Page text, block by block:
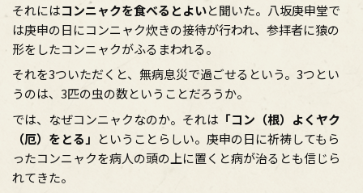
それにはコンニャクを食べるとよいと聞いた。八坂庚申堂で
は庚申の日にコンニャク炊きの接待が行われ、参拝者に猿の
形をしたコンニャクがふるまわれる。
それを3ついただくと、無病息災で過ごせるという。3つとい
うのは、3匹の虫の数ということだろうか。
では、なぜコンニャクなのか。それは 「コン（根）よくヤク
（厄）をとる」 ということらしい。庚申の日に祈祷してもら
ったコンニャクを病人の頭の上に置くと病が治るとも信じら
れてきた。